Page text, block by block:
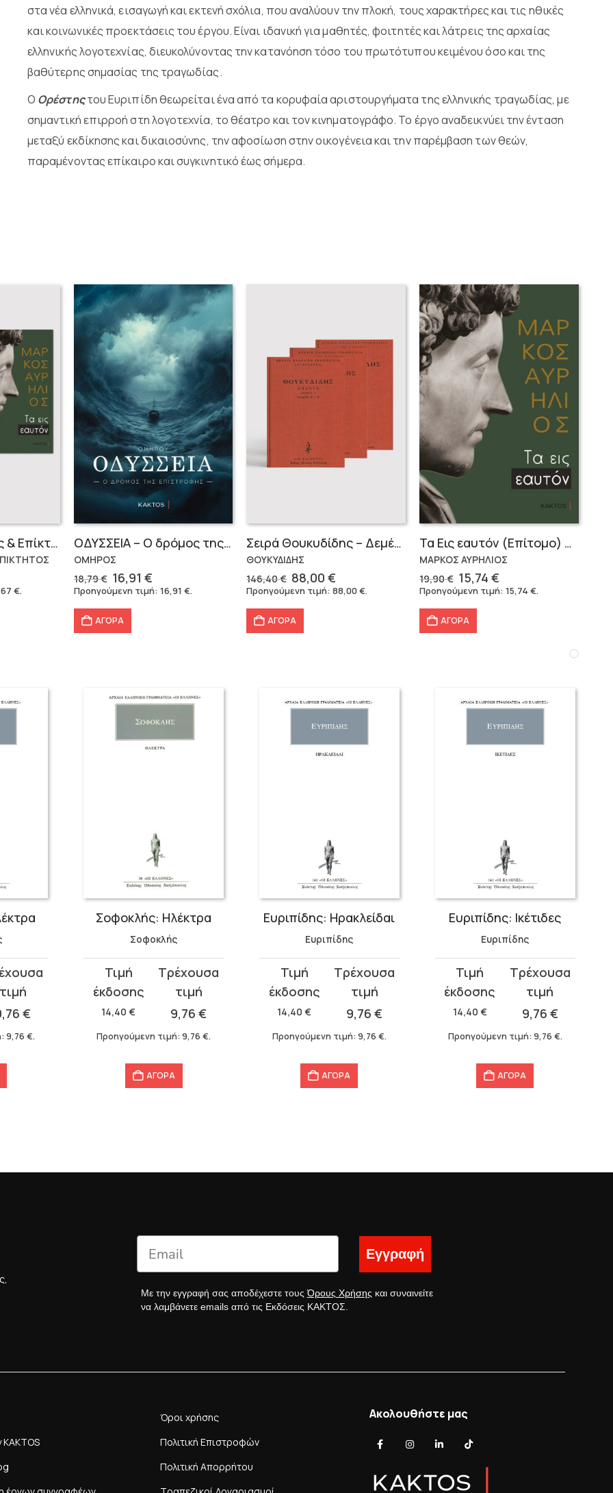
στα νέα ελληνικά, εισαγωγή και εκτενή σχόλια, που αναλύουν την πλοκή, τους χαρακτήρες και τις ηθικές
και κοινωνικές προεκτάσεις του έργου. Είναι ιδανική για μαθητές, φοιτητές και λάτρεις της αρχαίας
ελληνικής λογοτεχνίας, διευκολύνοντας την κατανόηση τόσο του πρωτότυπου κειμένου όσο και της
βαθύτερης σημασίας της τραγωδίας.
Ο Ορέστηςτου Ευριπίδηθεωρείται ένα από τα κορυφαία αριστουργήματα της ελληνικής τραγωδίας, με
σημαντική επιρροή στη λογοτεχνία, το θέατρο και τον κινηματογράφο. Το έργο αναδεικνύει την ένταση
μεταξύ εκδίκησης και δικαιοσύνης, την αφοσίωση στην οικογένεια και την παρέμβαση των θεών,
παραμένοντας επίκαιρο και συγκινητικό έως σήμερα.
Μάρκος Αυρήλιος & Επίκτητος (Επίτομα)
€.
OΔΥΣΣΕΙΑ – Ο δρόμος της επιστροφής
ΟΜΗΡΟΣ
18,79€ Original
price
was:
18,79 €.
16,91 €Η
τρέχουσα
Προηγούμενη τιμή: 16,91 €.
ΑΓΟΡΑ
Σειρά Θουκυδίδης – Δεμένο (4 τόμοι)
ΘΟΥΚΥΔΙΔΗΣ
146,40€ Original
price
was:
146,40 €.
88,00€
τρέχουσα
Προηγούμενη τιμή:88,00€.
ΑΓΟΡΑ
Τα Εις εαυτόν (Επίτομο) – Μάρκος Αυρήλιος
ΜΑΡΚΟΣ ΑΥΡΗΛΙΟΣ
19,90€ Original
price
was:
19,90 €.
15,74€
τρέχουσα
Προηγούμενη τιμή:15,74€.
ΑΓΟΡΑ
€
9,76€.
Σοφοκλής: Ηλέκτρα
Σοφοκλής
14,40€
Original
price
was:
14,40 €.
9,76€
τρέχουσα
τιμή
είναι:
Προηγούμενη τιμή:9,76€.
ΑΓΟΡΑ
Ευριπίδης: Ηρακλείδαι
Ευριπίδης
14,40€
Original
price
was:
14,40 €.
9,76€
τρέχουσα
τιμή
είναι:
Προηγούμενη τιμή: 9,76 €.
ΑΓΟΡΑ
Ευριπίδης: Ικέτιδες
Ευριπίδης
14,40 €
Original
price
was:
14,40 €.
9,76 €
τρέχουσα
τιμή
είναι:
Προηγούμενη τιμή: 9,76 €.
ΑΓΟΡΑ
Εγγραφή
Με την εγγραφή σας αποδέχεστε τουςΌρους Χρήσης και συναινείτε
να λαμβάνετε emails από τις Εκδόσεις ΚΑΚΤΟΣ.
Όροι χρήσης
Πολιτική Επιστροφών
Πολιτική Απορρήτου
Ακολουθήστε μας